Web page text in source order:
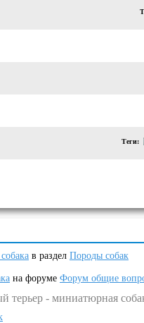
Теги:
в раздел Породы собак
на форуме Форум общие
терьер - миниатюрная